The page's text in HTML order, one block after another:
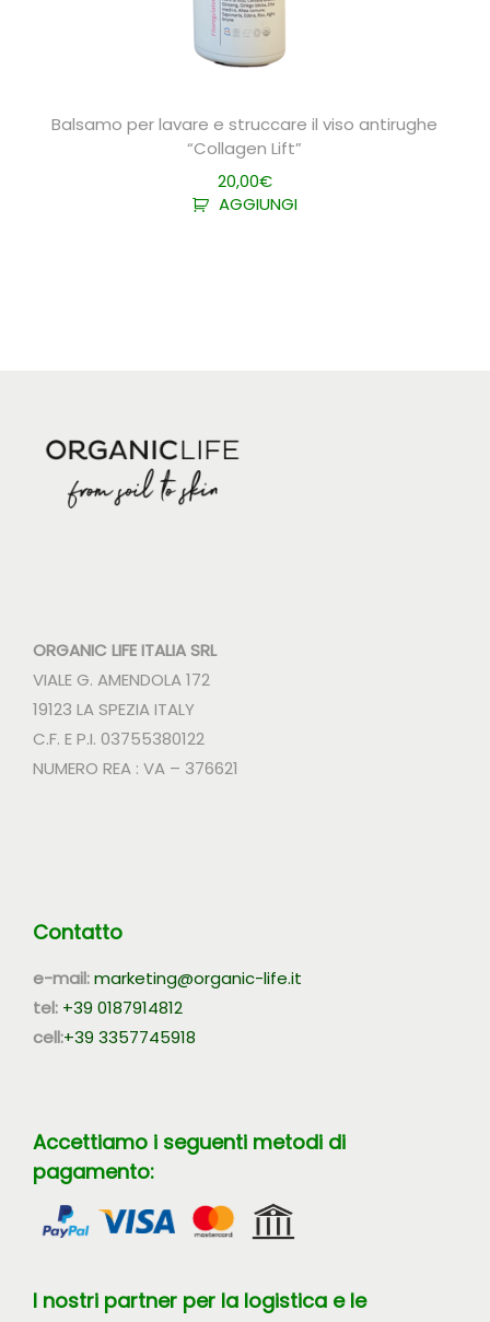
Balsamo per lavare e struccare il viso antirughe
“Collagen Lift”
20,00€
AGGIUNGI
ORGANIC LIFE ITALIA SRL
VIALE G. AMENDOLA 172
19123 LA SPEZIA ITALY
C.F. E P.I. 03755380122
NUMERO REA : VA – 376621
Contatto
e-mail:marketing@organic-life.it
tel: +39 0187914812
cell:+39 3357745918
Accettiamo i seguenti metodi di
pagamento:
I nostri partner per la logistica e le